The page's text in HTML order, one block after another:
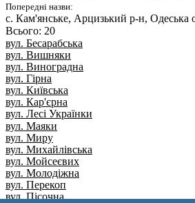
Попередні назви:
с. Кам'янське, Арцизький р-н, Одеська
Всього: 20
вул. Бесарабська
вул. Вишняки
вул. Виноградна
вул. Гірна
вул. Київська
вул. Кар'єрна
вул. Лесі Українки
вул. Маяки
вул. Миру
вул. Михайлівська
вул. Мойсеєвих
вул. Молодіжна
вул. Перекоп
вул. Пісочна